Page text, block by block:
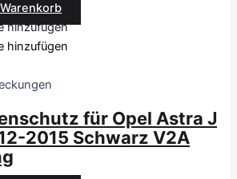
hinzufügen
hinzufügen
für Opel Astra J
2015 Schwarz V2A